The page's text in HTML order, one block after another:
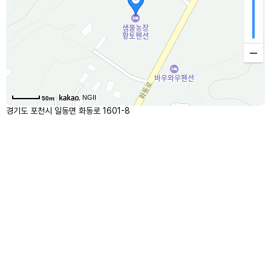
50m , NGII
경기도 포천시 일동면 화동로 1601-8